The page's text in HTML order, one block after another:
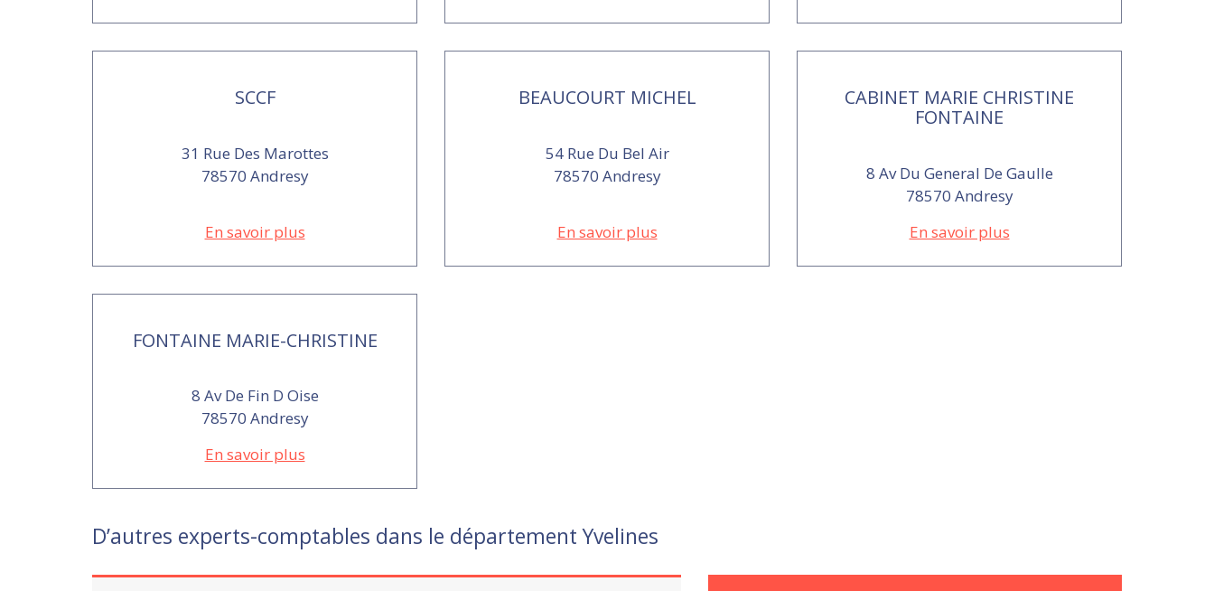
SCCF
31 Rue Des Marottes
78570 Andresy
En savoir plus
BEAUCOURT MICHEL
54 Rue Du Bel Air
78570 Andresy
En savoir plus
CABINET MARIE CHRISTINE
FONTAINE
8 Av Du General De Gaulle
78570 Andresy
En savoir plus
FONTAINE MARIE-CHRISTINE
8 Av De Fin D Oise
78570 Andresy
En savoir plus
D’autres experts-comptables dans le département Yvelines